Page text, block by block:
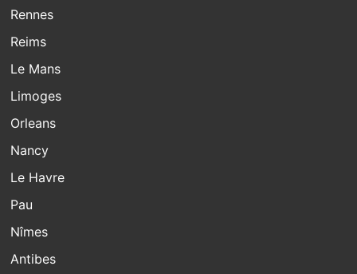
Rennes
Reims
Le Mans
Limoges
Orleans
Nancy
Le Havre
Pau
Nîmes
Antibes